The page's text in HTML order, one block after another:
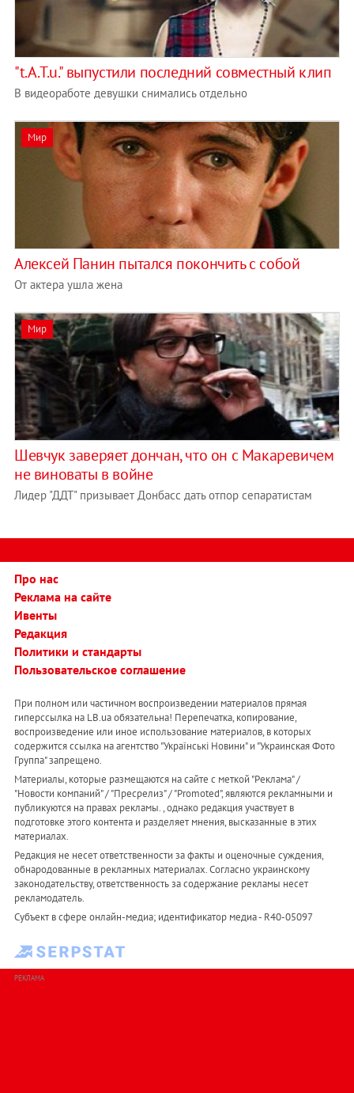
"t.A.T.u." выпустили последний совместный клип
В видеоработе девушки снимались отдельно
Мир
Алексей Панин пытался покончить с собой
От актера ушла жена
Мир
Шевчук заверяет дончан, что он с Макаревичем
не виноваты в войне
Лидер "ДДТ" призывает Донбасс дать отпор сепаратистам
Про нас
Реклама на сайте
Ивенты
Редакция
Политики и стандарты
Пользовательское соглашение
При полном или частичном воспроизведении материалов прямая
гиперссылка на LB.ua обязательна! Перепечатка, копирование,
воспроизведение или иное использование материалов, в которых
содержится ссылка на агентство "Українськi Новини" и "Украинская Фото
Группа" запрещено.
Материалы, которые размещаются на сайте с меткой "Реклама" /
"Новости компаний" / "Пресрелиз" / "Promoted", являются рекламными и
публикуются на правах рекламы. , однако редакция участвует в
подготовке этого контента и разделяет мнения, высказанные в этих
материалах.
Редакция не несет ответственности за факты и оценочные суждения,
обнародованные в рекламных материалах. Согласно украинскому
законодательству, ответственность за содержание рекламы несет
рекламодатель.
Субъект в сфере онлайн-медиа; идентификатор медиа - R40-05097
РЕКЛАМА